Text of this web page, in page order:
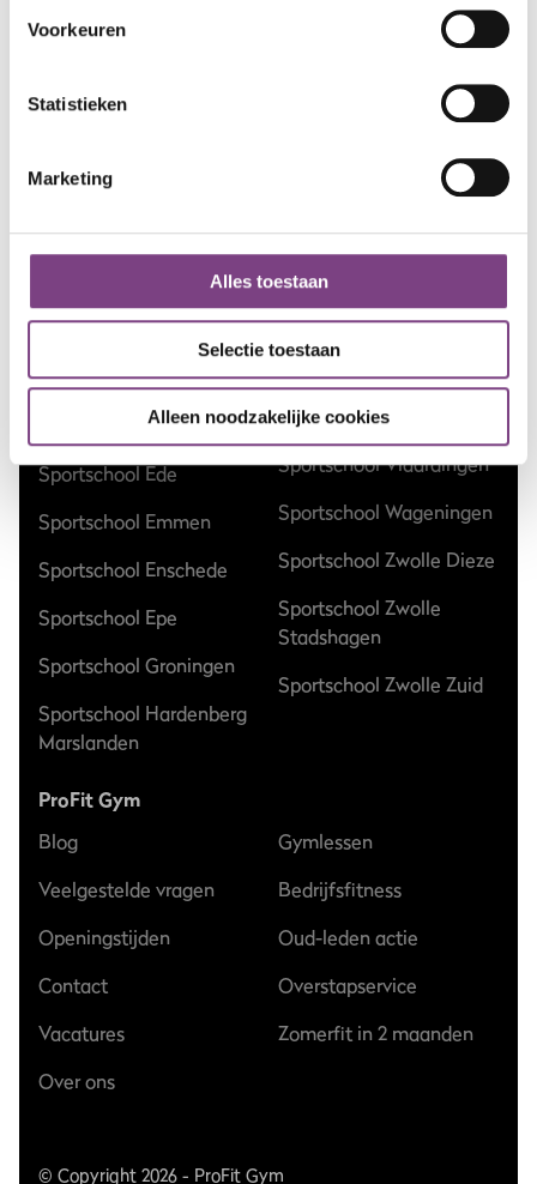
Voorkeuren
Statistieken
Marketing
Alles toestaan
Selectie toestaan
Alleen noodzakelijke cookies
Sportscholen
Sportschool Apeldoorn
Sportschool Apeldoorn
Zuid
Kloosterveen
Sportschool Dalfsen
Sportschool Ede
Sportschool Emmen
Sportschool Enschede
Sportschool Epe
Sportschool Groningen
Sportschool Hardenberg
Marslanden
Sportschool Nieuw-
Sportschool Nieuwegein
Sportschool Nijmegen
Sportschool Raalte
Sportschool Vlaardingen
Sportschool Wageningen
Sportschool Zwolle Dieze
Sportschool Zwolle
Stadshagen
Sportschool Zwolle Zuid
ProFit Gym
Blog
Veelgestelde vragen
Openingstijden
Contact
Vacatures
Over ons
Gymlessen
Bedrijfsfitness
Oud-leden actie
Overstapservice
Zomerfit in 2 maanden
© Copyright 2026 - ProFit Gym